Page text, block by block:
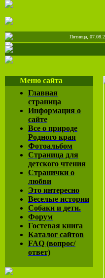
Пятница,
Меню сайта
Главная
страница
Информация о
сайте
Все о природе
Родного края
Фотоальбом
Страница для
детского чтения
Странички о
любви
Это интересно
Веселые истории
Собаки и дети.
Форум
Гостевая книга
Каталог сайтов
FAQ (вопрос/
ответ)